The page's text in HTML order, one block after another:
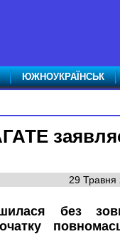
ЮЖНОУКРАЇНСЬК
29 Травня
без